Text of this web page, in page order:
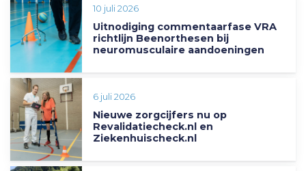
10 juli 2026
Uitnodiging commentaarfase VRA
richtlijn Beenorthesen bij
neuromusculaire aandoeningen
6 juli 2026
Nieuwe zorgcijfers nu op
Revalidatiecheck.nl en
Ziekenhuischeck.nl